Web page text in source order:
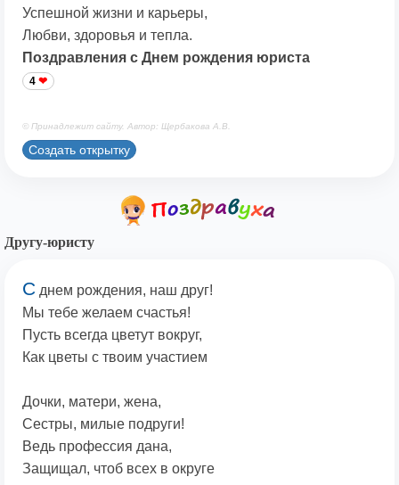
Успешной жизни и карьеры,
Любви, здоровья и тепла.
Поздравления с Днем рождения юриста
4
© Принадлежит сайту. Автор: Щербакова А.В.
Создать открытку
Другу-юристу
С днем рождения, наш друг!
Мы тебе желаем счастья!
Пусть всегда цветут вокруг,
Как цветы с твоим участием
Дочки, матери, жена,
Сестры, милые подруги!
Ведь профессия дана,
Защищал, чтоб всех в округе